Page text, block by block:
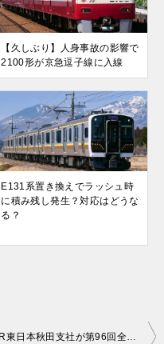
【久しぶり】人身事故の影響で
2100形が京急逗子線に入線
E131系置き換えでラッシュ時
に積み残し発生？対応はどうな
る？
JR東日本秋田支社が第96回全国花火競技大会『大曲の花火』開催に伴い臨時列車を運転